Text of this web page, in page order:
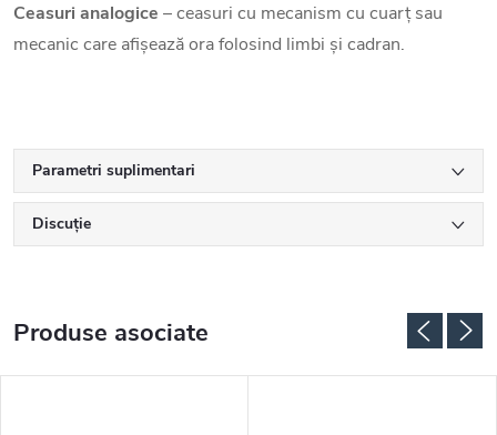
Ceasuri analogice – ceasuri cu mecanism cu cuarț sau
mecanic care afișează ora folosind limbi și cadran.
Parametri suplimentari
Discuţie
Produse asociate